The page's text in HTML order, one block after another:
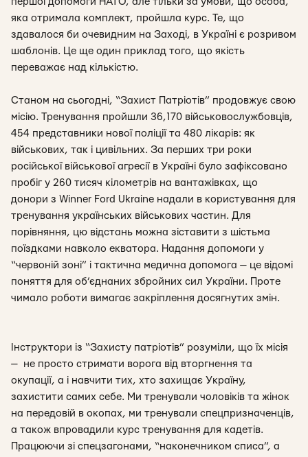
яка отримала комплект, пройшла курс. Те, що
здавалося би очевидним на Заході, в Україні є розривом
шаблонів. Це ще один приклад того, що якість
переважає над кількістю.
Станом на сьогодні, “Захист Патріотів” продовжує свою
місію. Тренування пройшли 36,170 військовослужбовців,
454 представники нової поліції та 480 лікарів: як
військових, так і цивільних. За перших три роки
російської військової агресії в Україні було зафіксовано
пробіг у 260 тисяч кілометрів на вантажівках, що
донори з Winner Ford Ukraine надали в користування для
тренування українських військових частин. Для
порівняння, цю відстань можна зіставити з шістьма
поїздками навколо екватора. Надання допомоги у
“червоній зоні” і тактична медична допомога — це відомі
поняття для об’єднаних збройних сил України. Проте
чимало роботи вимагає закріплення досягнутих змін.
Інструктори із “Захисту патріотів” розуміли, що їх місія
— не просто стримати ворога від вторгнення та
окупації, а і навчити тих, хто захищає Україну,
захистити самих себе. Ми тренували чоловіків та жінок
на передовій в окопах, ми тренували спецпризначенців,
а також впровадили курс тренування для кадетів.
Працюючи зі спецзагонами, “наконечником списа”, а